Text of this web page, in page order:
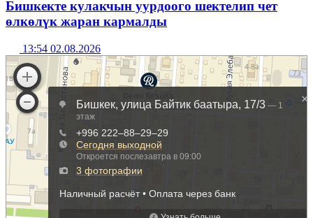
Бишкекте кулакчын уурдоого шектелип чет
өлкөлүк жаран кармалды
13:54 02.08.2026